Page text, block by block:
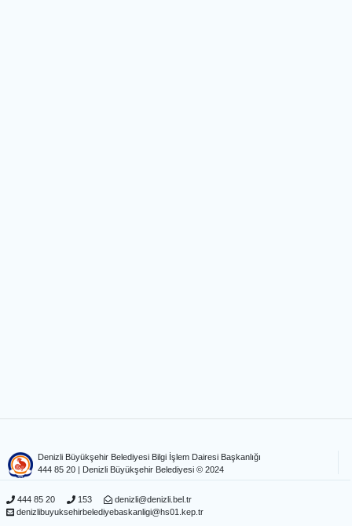
Denizli Büyükşehir Belediyesi Bilgi İşlem Dairesi Başkanlığı
444 85 20
| Denizli Büyükşehir Belediyesi © 2024
444 85 20 153
denizli@denizli.bel.tr
denizlibuyuksehirbelediyebaskanligi@hs01.kep.tr